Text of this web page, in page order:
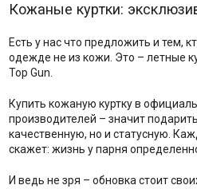
Кожаные куртки:
Есть у нас что предложить и тем,
одежде не из кожи. Это – летные
Top Gun.
Купить кожаную куртку в
производителей – значит
качественную, но и статусную.
скажет: жизнь у парня
И ведь не зря – обновка стоит